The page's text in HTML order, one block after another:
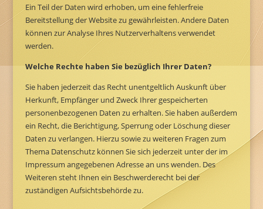
Ein Teil der Daten wird erhoben, um eine fehlerfreie
Bereitstellung der Website zu gewährleisten. Andere Daten
können zur Analyse Ihres Nutzerverhaltens verwendet
werden.
Welche Rechte haben Sie bezüglich Ihrer Daten?
Sie haben jederzeit das Recht unentgeltlich Auskunft über
Herkunft, Empfänger und Zweck Ihrer gespeicherten
personenbezogenen Daten zu erhalten. Sie haben außerdem
ein Recht, die Berichtigung, Sperrung oder Löschung dieser
Daten zu verlangen. Hierzu sowie zu weiteren Fragen zum
Thema Datenschutz können Sie sich jederzeit unter der im
Impressum angegebenen Adresse an uns wenden. Des
Weiteren steht Ihnen ein Beschwerderecht bei der
zuständigen Aufsichtsbehörde zu.